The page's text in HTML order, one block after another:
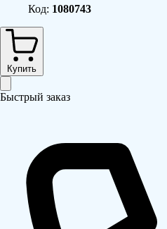
Код: 1080743
Купить
Быстрый заказ